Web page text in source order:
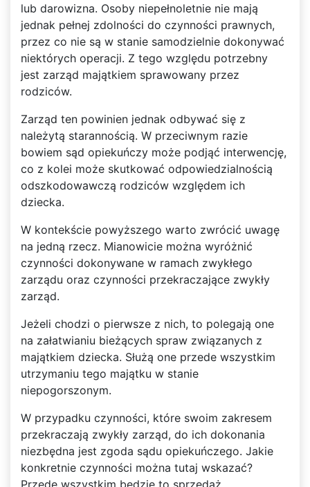
lub darowizna. Osoby niepełnoletnie nie mają
jednak pełnej zdolności do czynności prawnych,
przez co nie są w stanie samodzielnie dokonywać
niektórych operacji. Z tego względu potrzebny
jest zarząd majątkiem sprawowany przez
rodziców.
Zarząd ten powinien jednak odbywać się z
należytą starannością. W przeciwnym razie
bowiem sąd opiekuńczy może podjąć interwencję,
co z kolei może skutkować odpowiedzialnością
odszkodowawczą rodziców względem ich
dziecka.
W kontekście powyższego warto zwrócić uwagę
na jedną rzecz. Mianowicie można wyróżnić
czynności dokonywane w ramach zwykłego
zarządu oraz czynności przekraczające zwykły
zarząd.
Jeżeli chodzi o pierwsze z nich, to polegają one
na załatwianiu bieżących spraw związanych z
majątkiem dziecka. Służą one przede wszystkim
utrzymaniu tego majątku w stanie
niepogorszonym.
W przypadku czynności, które swoim zakresem
przekraczają zwykły zarząd, do ich dokonania
niezbędna jest zgoda sądu opiekuńczego. Jakie
konkretnie czynności można tutaj wskazać?
Przede wszystkim będzie to sprzedaż